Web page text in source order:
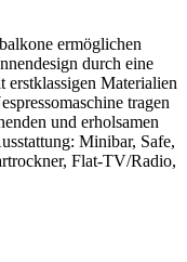
ermöglichen
durch eine
erstklassigen Materialien
tragen
und erholsamen
Minibar, Safe,
Flat-TV/Radio,